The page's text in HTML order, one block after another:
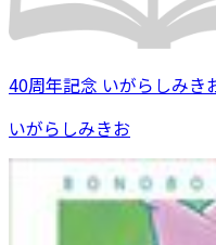
40周年記念 いがらしみき
いがらしみきお